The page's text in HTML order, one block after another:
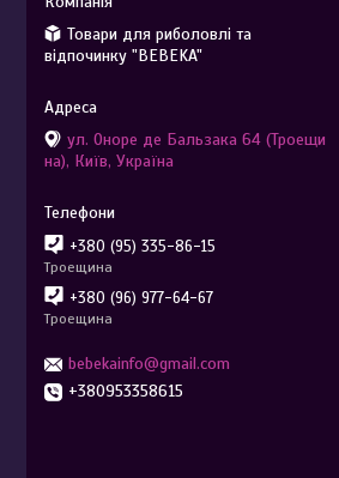
Товари для риболовлі та
відпочинку "BEBEKA"
ул. Оноре де Бальзака 64 (Троещи
на), Київ, Україна
+380 (95) 335-86-15
Троещина
+380 (96) 977-64-67
Троещина
bebekainfo@gmail.com
+380953358615